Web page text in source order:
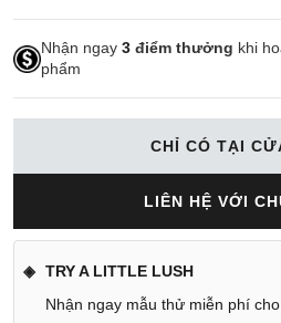
Nhận ngay 3 điểm thưởng khi
phẩm
CHỈ CÓ TẠI
LIÊN HỆ VỚI
TRY A LITTLE LUSH
Nhận ngay mẫu thử miễn phí